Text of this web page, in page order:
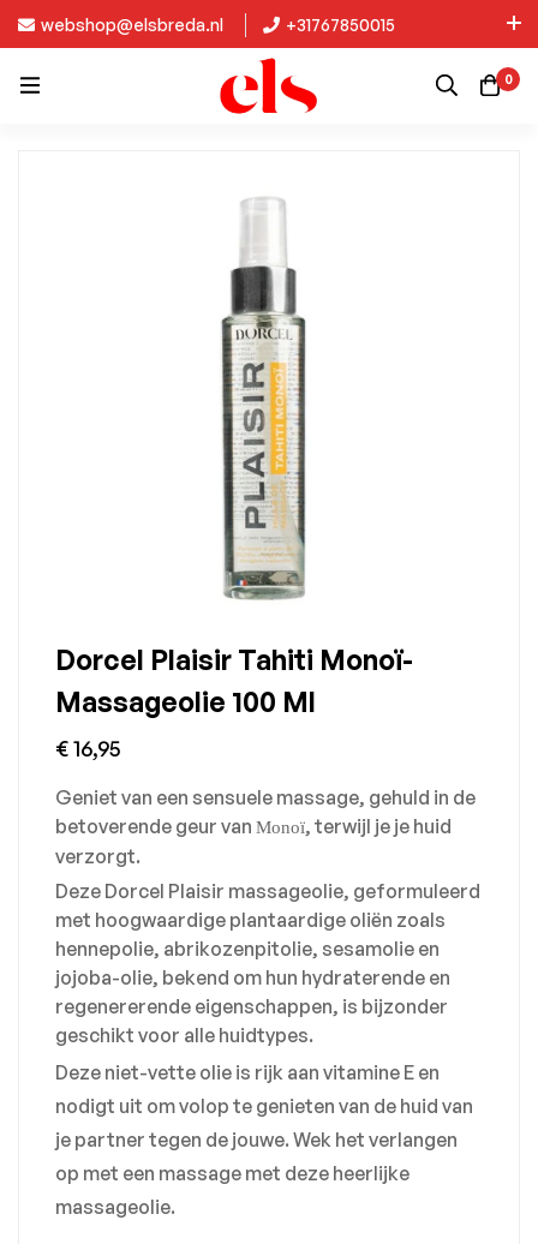
webshop@elsbreda.nl
+31767850015
Nieuw in de collectie: Kinky Diva!
0
Dorcel Plaisir Tahiti Monoï-
Massageolie 100 Ml
€16,95
Geniet van een sensuele massage, gehuld in de
betoverende geur van Monoï, terwijl je je huid
verzorgt.
Deze Dorcel Plaisir massageolie, geformuleerd
met hoogwaardige plantaardige oliën zoals
hennepolie, abrikozenpitolie, sesamolie en
jojoba-olie, bekend om hun hydraterende en
regenererende eigenschappen, is bijzonder
geschikt voor alle huidtypes.
Deze niet-vette olie is rijk aan vitamine E en
nodigt uit om volop te genieten van de huid van
je partner tegen de jouwe. Wek het verlangen
op met een massage met deze heerlijke
massageolie.